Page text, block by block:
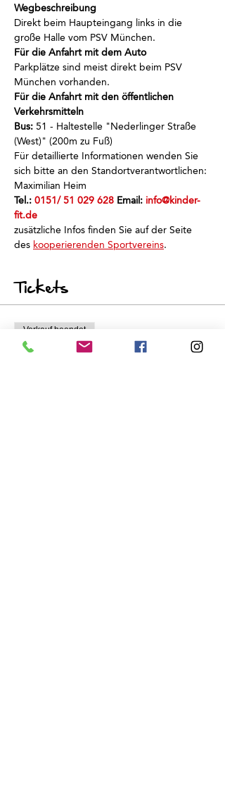
Wegbeschreibung
Direkt beim Haupteingang links in die
große Halle vom PSV München.
Für die Anfahrt mit dem Auto
Parkplätze sind meist direkt beim PSV
München vorhanden.
Für die Anfahrt mit den öffentlichen
Verkehrsmitteln
Bus: 51 - Haltestelle "Nederlinger Straße
(West)" (200m zu Fuß)
Für detaillierte Informationen wenden Sie
sich bitte an den Standortverantwortlichen:
Maximilian Heim
Tel.: 0151/ 51 029 628 Email: info@kinder-
fit.de
zusätzliche Infos finden Sie auf der Seite
des kooperierenden Sportvereins.
Tickets
Verkauf beendet
Tickettyp